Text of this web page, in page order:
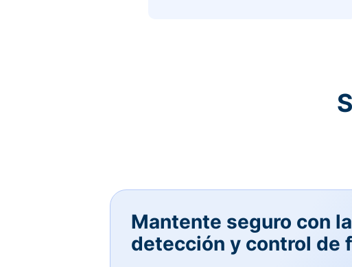
Mantente seguro con la
detección y control de